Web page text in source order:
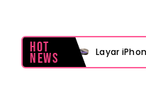
Hot
News